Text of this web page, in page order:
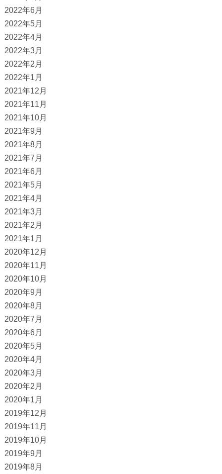
2022年6月
2022年5月
2022年4月
2022年3月
2022年2月
2022年1月
2021年12月
2021年11月
2021年10月
2021年9月
2021年8月
2021年7月
2021年6月
2021年5月
2021年4月
2021年3月
2021年2月
2021年1月
2020年12月
2020年11月
2020年10月
2020年9月
2020年8月
2020年7月
2020年6月
2020年5月
2020年4月
2020年3月
2020年2月
2020年1月
2019年12月
2019年11月
2019年10月
2019年9月
2019年8月